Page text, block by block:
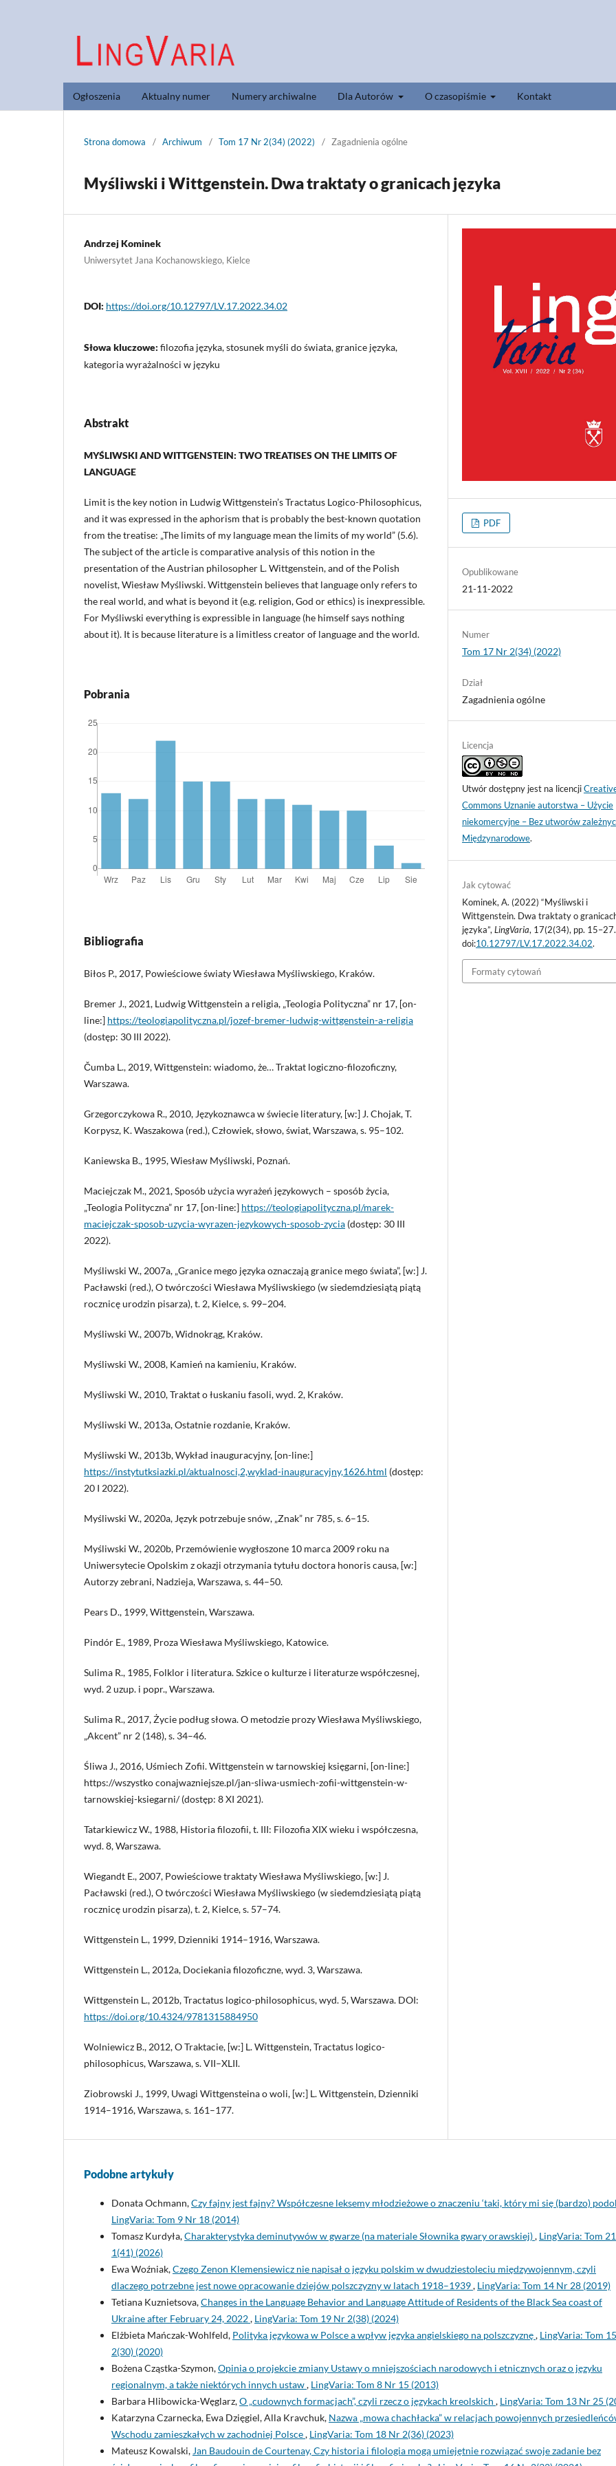
Ogłoszenia Aktualny numer Numery archiwalne Dla Autorów O czasopiśmie Kontakt
Strona domowa / Archiwum / Tom 17 Nr 2(34) (2022) / Zagadnienia ogólne
Myśliwski i Wittgenstein. Dwa traktaty o granicach języka
Andrzej Kominek
Uniwersytet Jana Kochanowskiego, Kielce
DOI: https://doi.org/10.12797/LV.17.2022.34.02
Słowa kluczowe: filozofia języka, stosunek myśli do świata, granice języka,
kategoria wyrażalności w języku
Abstrakt
MYŚLIWSKI AND WITTGENSTEIN: TWO TREATISES ON THE LIMITS OF
LANGUAGE
Limit is the key notion in Ludwig Wittgenstein’s Tractatus Logico-Philosophicus,
and it was expressed in the aphorism that is probably the best-known quotation
from the treatise: „The limits of my language mean the limits of my world” (5.6).
The subject of the article is comparative analysis of this notion in the
presentation of the Austrian philosopher L. Wittgenstein, and of the Polish
novelist, Wiesław Myśliwski. Wittgenstein believes that language only refers to
the real world, and what is beyond it (e.g. religion, God or ethics) is inexpressible.
For Myśliwski everything is expressible in language (he himself says nothing
about it). It is because literature is a limitless creator of language and the world.
Pobrania
Bibliografia
Biłos P., 2017, Powieściowe światy Wiesława Myśliwskiego, Kraków.
Bremer J., 2021, Ludwig Wittgenstein a religia, „Teologia Polityczna” nr 17, [on-
line:] https://teologiapolityczna.pl/jozef-bremer-ludwig-wittgenstein-a-religia
(dostęp: 30 III 2022).
Čumba L., 2019, Wittgenstein: wiadomo, że… Traktat logiczno-filozoficzny,
Warszawa.
Grzegorczykowa R., 2010, Językoznawca w świecie literatury, [w:] J. Chojak, T.
Korpysz, K. Waszakowa (red.), Człowiek, słowo, świat, Warszawa, s. 95–102.
Kaniewska B., 1995, Wiesław Myśliwski, Poznań.
Maciejczak M., 2021, Sposób użycia wyrażeń językowych – sposób życia,
„Teologia Polityczna” nr 17, [on-line:] https://teologiapolityczna.pl/marek-
maciejczak-sposob-uzycia-wyrazen-jezykowych-sposob-zycia (dostęp: 30 III
2022).
Myśliwski W., 2007a, „Granice mego języka oznaczają granice mego świata”, [w:] J.
Pacławski (red.), O twórczości Wiesława Myśliwskiego (w siedemdziesiątą piątą
rocznicę urodzin pisarza), t. 2, Kielce, s. 99–204.
Myśliwski W., 2007b, Widnokrąg, Kraków.
Myśliwski W., 2008, Kamień na kamieniu, Kraków.
Myśliwski W., 2010, Traktat o łuskaniu fasoli, wyd. 2, Kraków.
Myśliwski W., 2013a, Ostatnie rozdanie, Kraków.
Myśliwski W., 2013b, Wykład inauguracyjny, [on-line:]
https://instytutksiazki.pl/aktualnosci,2,wyklad-inauguracyjny,1626.html (dostęp:
20 I 2022).
Myśliwski W., 2020a, Język potrzebuje snów, „Znak” nr 785, s. 6–15.
Myśliwski W., 2020b, Przemówienie wygłoszone 10 marca 2009 roku na
Uniwersytecie Opolskim z okazji otrzymania tytułu doctora honoris causa, [w:]
Autorzy zebrani, Nadzieja, Warszawa, s. 44–50.
Pears D., 1999, Wittgenstein, Warszawa.
Pindór E., 1989, Proza Wiesława Myśliwskiego, Katowice.
Sulima R., 1985, Folklor i literatura. Szkice o kulturze i literaturze współczesnej,
wyd. 2 uzup. i popr., Warszawa.
Sulima R., 2017, Życie podług słowa. O metodzie prozy Wiesława Myśliwskiego,
„Akcent” nr 2 (148), s. 34–46.
Śliwa J., 2016, Uśmiech Zofii. Wittgenstein w tarnowskiej księgarni, [on-line:]
https://wszystko conajwazniejsze.pl/jan-sliwa-usmiech-zofii-wittgenstein-w-
tarnowskiej-ksiegarni/ (dostęp: 8 XI 2021).
Tatarkiewicz W., 1988, Historia filozofii, t. III: Filozofia XIX wieku i współczesna,
wyd. 8, Warszawa.
Wiegandt E., 2007, Powieściowe traktaty Wiesława Myśliwskiego, [w:] J.
Pacławski (red.), O twórczości Wiesława Myśliwskiego (w siedemdziesiątą piątą
rocznicę urodzin pisarza), t. 2, Kielce, s. 57–74.
Wittgenstein L., 1999, Dzienniki 1914–1916, Warszawa.
Wittgenstein L., 2012a, Dociekania filozoficzne, wyd. 3, Warszawa.
Wittgenstein L., 2012b, Tractatus logico-philosophicus, wyd. 5, Warszawa. DOI:
https://doi.org/10.4324/9781315884950
Wolniewicz B., 2012, O Traktacie, [w:] L. Wittgenstein, Tractatus logico-
philosophicus, Warszawa, s. VII–XLII.
Ziobrowski J., 1999, Uwagi Wittgensteina o woli, [w:] L. Wittgenstein, Dzienniki
1914–1916, Warszawa, s. 161–177.
PDF
Opublikowane
21-11-2022
Numer
Tom 17 Nr 2(34) (2022)
Dział
Zagadnienia ogólne
Licencja
Utwór dostępny jest na licencji
Commons Uznanie autorstwa – Użycie
niekomercyjne – Bez utworów
Międzynarodowe.
Jak cytować
Kominek, A. (2022) “Myśliwski i
Wittgenstein. Dwa traktaty o
języka”,LingVaria, 17(2(34), pp. 15–27.
doi:10.12797/LV.17.2022.34.02.
Formaty cytowań
Podobne artykuły
Donata Ochmann,Czy fajny jest fajny? Współczesne leksemy młodzieżowe o znaczeniu ‘taki, który mi się (bardzo)
LingVaria: Tom 9 Nr 18 (2014)
Tomasz Kurdyła,Charakterystyka deminutywów w gwarze (na materiale Słownika gwary orawskiej), LingVaria: Tom
1(41) (2026)
Ewa Woźniak,Czego Zenon Klemensiewicz nie napisał o języku polskim w dwudziestoleciu międzywojennym, czyli
dlaczego potrzebne jest nowe opracowanie dziejów polszczyzny w latach 1918–1939, LingVaria: Tom 14 Nr 28 (2019)
Tetiana Kuznietsova,Changes in the Language Behavior and Language Attitude of Residents of the Black Sea coast of
Ukraine after February 24, 2022, LingVaria: Tom 19 Nr 2(38) (2024)
Elżbieta Mańczak-Wohlfeld, Polityka językowa w Polsce a wpływ języka angielskiego na polszczyznę, LingVaria: Tom
2(30) (2020)
Bożena Cząstka-Szymon,Opinia o projekcie zmiany Ustawy o mniejszościach narodowych i etnicznych oraz o języku
regionalnym, a także niektórych innych ustaw, LingVaria: Tom 8 Nr 15 (2013)
Barbara Hlibowicka-Węglarz,O „cudownych formacjach”, czyli rzecz o językach kreolskich , LingVaria: Tom 13 Nr 25
Katarzyna Czarnecka, Ewa Dzięgiel, Alla Kravchuk, Nazwa „mowa chachłacka” w relacjach powojennych
Wschodu zamieszkałych w zachodniej Polsce, LingVaria: Tom 18 Nr 2(36) (2023)
Mateusz Kowalski, Jan Baudouin de Courtenay, Czy historia i filologia mogą umiejętnie rozwiązać swoje zadanie bez